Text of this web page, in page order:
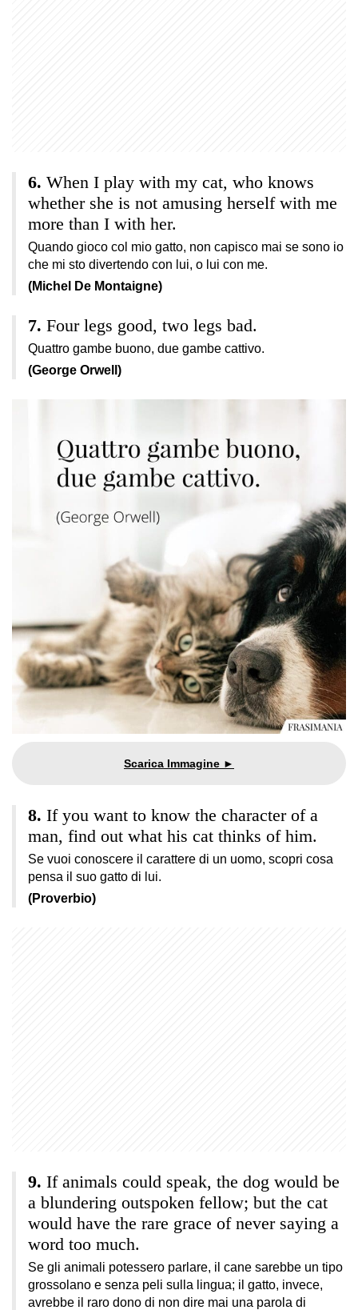
When I play with my cat, who knows
whether she is not amusing herself with me
more than I with her.
Quando gioco col mio gatto, non capisco mai se sono io
che mi sto divertendo con lui, o lui con me.
(Michel De Montaigne)
Four legs good, two legs bad.
Quattro gambe buono, due gambe cattivo.
(George Orwell)
If you want to know the character of a
man, find out what his cat thinks of him.
Se vuoi conoscere il carattere di un uomo, scopri cosa
pensa il suo gatto di lui.
(Proverbio)
If animals could speak, the dog would be
a blundering outspoken fellow; but the cat
would have the rare grace of never saying a
word too much.
Se gli animali potessero parlare, il cane sarebbe un tipo
grossolano e senza peli sulla lingua; il gatto, invece,
avrebbe il raro dono di non dire mai una parola di